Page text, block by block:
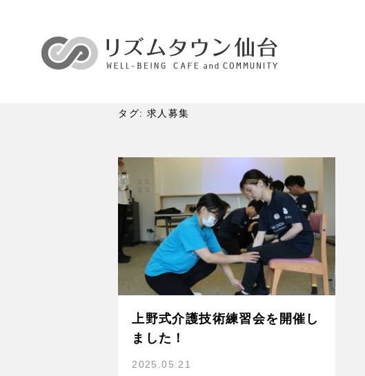
タグ: 求人募集
上野式介護技術練習会を開催し
ました！
2025.05.21